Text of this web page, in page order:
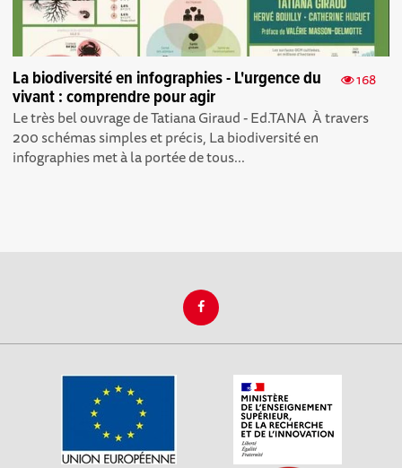
168
La biodiversité en infographies - L'urgence du
vivant : comprendre pour agir
Le très bel ouvrage de Tatiana Giraud - Ed.TANA À travers
200 schémas simples et précis, La biodiversité en
infographies met à la portée de tous...